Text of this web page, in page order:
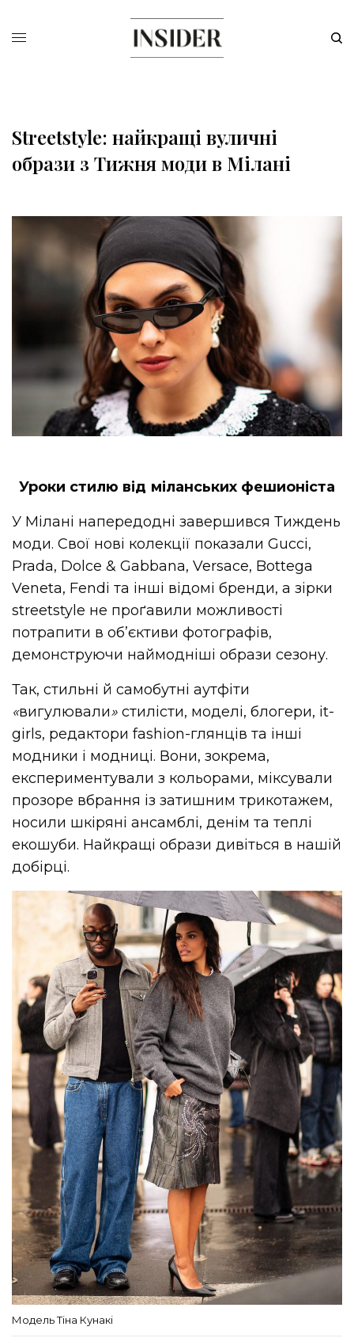
Streetstyle: найкращі вуличні
образи з Тижня моди в Мілані
Уроки стилю від міланських фешионіста
У Мілані напередодні завершився Тиждень
моди. Свої нові колекції показали Gucci,
Prada, Dolce & Gabbana, Versace, Bottega
Veneta, Fendi та інші відомі бренди, а зірки
streetstyle не проґавили можливості
потрапити в об’єктиви фотографів,
демонструючи наймодніші образи сезону.
Так, стильні й самобутні аутфіти
«вигулювали» стилісти, моделі, блогери, it-
girls, редактори fashion-глянців та інші
модники і модниці. Вони, зокрема,
експериментували з кольорами, міксували
прозоре вбрання із затишним трикотажем,
носили шкіряні ансамблі, денім та теплі
екошуби. Найкращі образи дивіться в нашій
добірці.
Модель Тіна Кунакі